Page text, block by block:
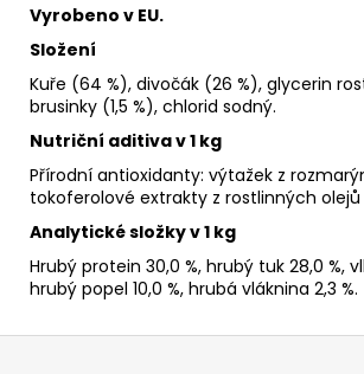
Vyrobeno v EU.
Složení
Kuře (64 %), divočák (26 %), glycerin
brusinky (1,5 %), chlorid sodný.
Nutriční aditiva v 1 kg
Přírodní antioxidanty: výtažek z
tokoferolové extrakty z rostlinných
Analytické složky v 1 kg
Hrubý protein 30,0 %, hrubý tuk 28,0 %,
hrubý popel 10,0 %, hrubá vláknina 2,3 %.
Z